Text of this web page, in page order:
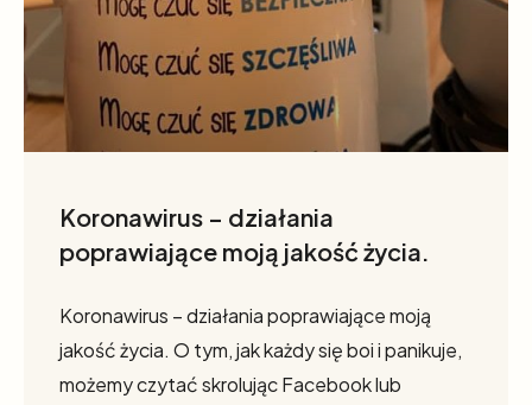
Koronawirus – działania
poprawiające moją jakość życia.
Koronawirus – działania poprawiające moją
jakość życia. O tym, jak każdy się boi i panikuje,
możemy czytać skrolując Facebook lub